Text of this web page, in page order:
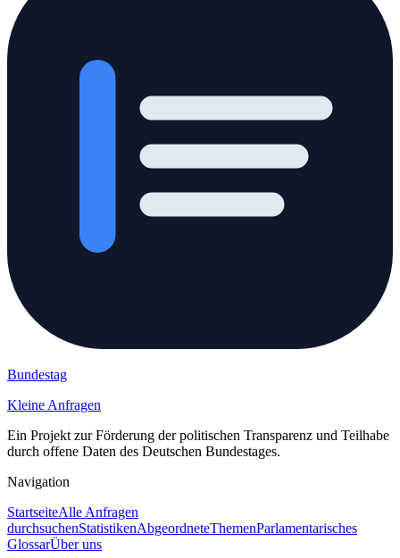
Bundestag
Kleine Anfragen
Ein Projekt zur Förderung der politischen Transparenz und Teilhabe
durch offene Daten des Deutschen Bundestages.
Navigation
StartseiteAlle Anfragen
durchsuchenStatistikenAbgeordneteThemenParlamentarisches
GlossarÜber uns